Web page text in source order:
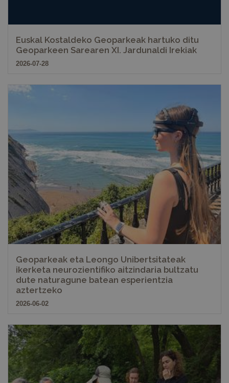
Euskal Kostaldeko Geoparkeak hartuko ditu
Geoparkeen Sarearen XI. Jardunaldi Irekiak
2026-07-28
Geoparkeak eta Leongo Unibertsitateak
ikerketa neurozientifiko aitzindaria bultzatu
dute naturagune batean esperientzia
aztertzeko
2026-06-02